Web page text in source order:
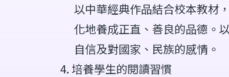
以中華經典作品結合校本教材
化地養成正直、善良的品德。
自信及對國家、民族的感情。
培養學生的閱讀習慣